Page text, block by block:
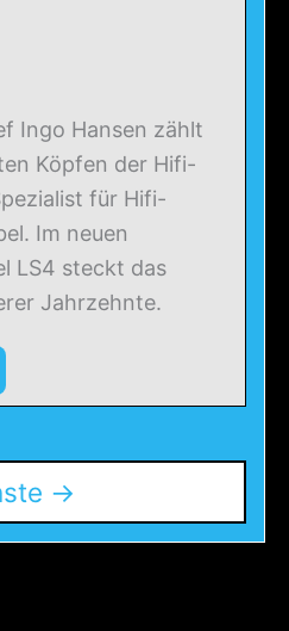
Ingo Hansen zählt
Köpfen der Hifi-
für Hifi-
Im neuen
LS4 steckt das
Jahrzehnte.
→